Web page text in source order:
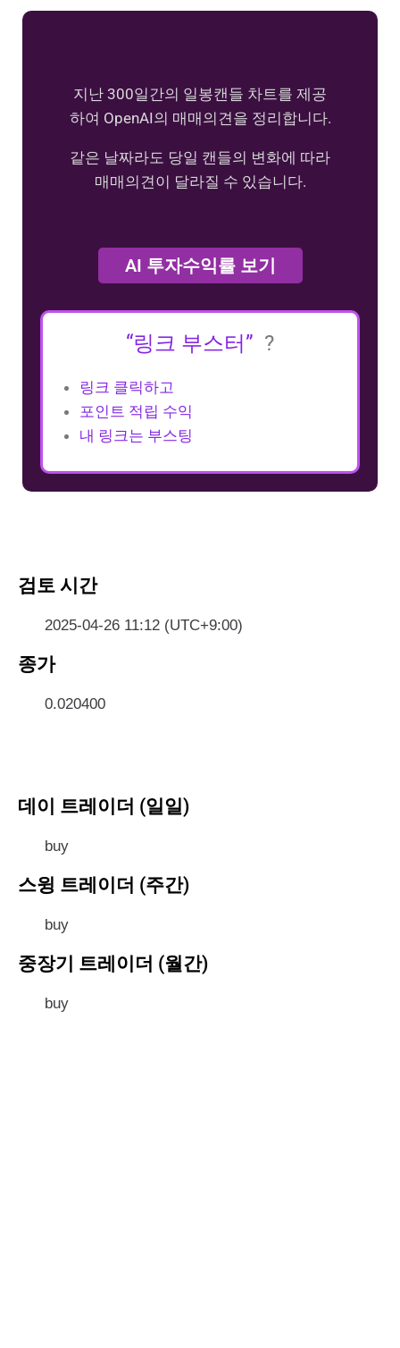
지난 300일간의 일봉캔들 차트를 제공
하여 OpenAI의 매매의견을 정리합니다.
같은 날짜라도 당일 캔들의 변화에 따라
매매의견이 달라질 수 있습니다.
AI 투자수익률 보기
“링크 부스터” ?
링크 클릭하고
포인트 적립 수익
내 링크는 부스팅
검토 시간
2025-04-26 11:12 (UTC+9:00)
종가
0.020400
데이 트레이더 (일일)
buy
스윙 트레이더 (주간)
buy
중장기 트레이더 (월간)
buy